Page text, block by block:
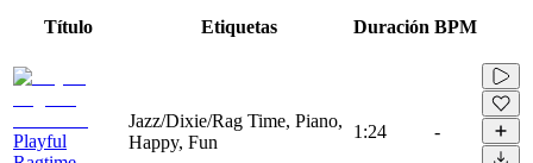
Título Etiquetas Duración BPM
Playful
Jazz/Dixie/Rag Time, Piano,
Happy, Fun
1:24 -